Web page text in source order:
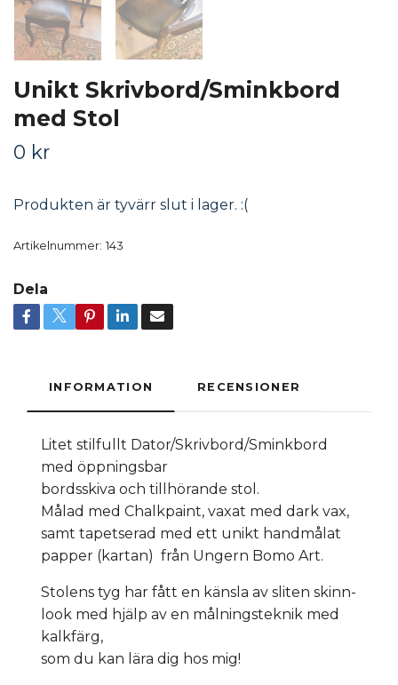
Unikt Skrivbord/Sminkbord
med Stol
0 kr
Produkten är tyvärr slut i lager. :(
Artikelnummer: 143
Dela
INFORMATION RECENSIONER
Litet stilfullt Dator/Skrivbord/Sminkbord
med öppningsbar
bordsskiva och tillhörande stol.
Målad med Chalkpaint, vaxat med dark vax,
samt tapetserad med ett unikt handmålat
papper (kartan) från Ungern Bomo Art.
Stolens tyg har fått en känsla av sliten skinn-
look med hjälp av en målningsteknik med
kalkfärg,
som du kan lära dig hos mig!